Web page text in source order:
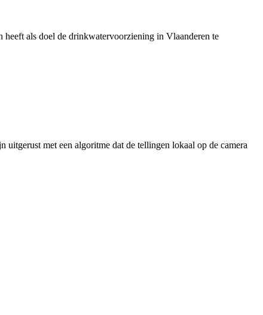
heeft als doel de drinkwatervoorziening in Vlaanderen te
met een algoritme dat de tellingen lokaal op de camera